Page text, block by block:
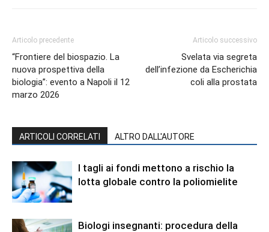
Articolo precedente
“Frontiere del biospazio. La
nuova prospettiva della
biologia”: evento a Napoli il 12
marzo 2026
Articolo successivo
Svelata via segreta
dell’infezione da Escherichia
coli alla prostata
ARTICOLI CORRELATI ALTRO DALL'AUTORE
I tagli ai fondi mettono a rischio la
lotta globale contro la poliomielite
Biologi insegnanti: procedura della